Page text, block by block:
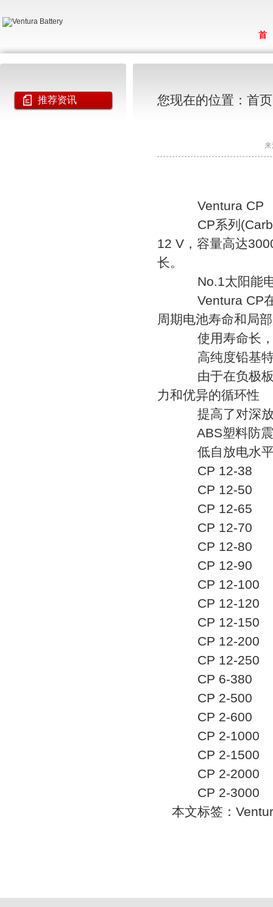
首
推荐资讯 您现在的位置： 首页
来
Ventura CP
CP系列
12 V，容量高达
长。
No.1太阳能
Ventura CP在
周期电池寿命和局
使用寿命长，
高纯度铅基特
由于在负极板
力和优异的循环性
提高了对深放
ABS塑料防震
低自放电水平
CP 12-38
CP 12-50
CP 12-65
CP 12-70
CP 12-80
CP 12-90
CP 12-100
CP 12-120
CP 12-150
CP 12-200
CP 12-250
CP 6-380
CP 2-500
CP 2-600
CP 2-1000
CP 2-1500
CP 2-2000
CP 2-3000
本文标签：